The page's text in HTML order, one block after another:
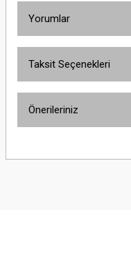
Yorumlar
Taksit Seçenekleri
Önerileriniz
yetersiz gördüğünüz